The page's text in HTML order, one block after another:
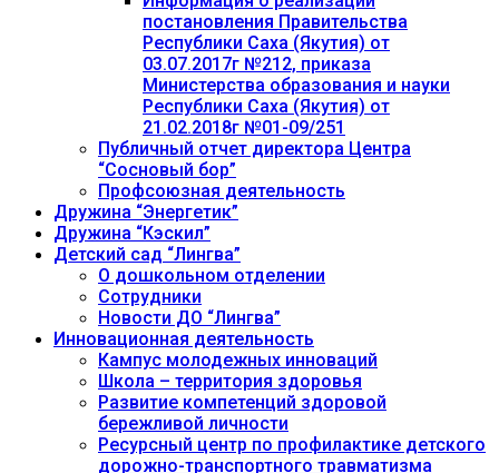
постановления Правительства
Республики Саха (Якутия) от
03.07.2017г №212, приказа
Министерства образования и науки
Республики Саха (Якутия) от
21.02.2018г №01-09/251
Публичный отчет директора Центра
“Сосновый бор”
Профсоюзная деятельность
Дружина “Энергетик”
Дружина “Кэскил”
Детский сад “Лингва”
О дошкольном отделении
Сотрудники
Новости ДО “Лингва”
Инновационная деятельность
Кампус молодежных инноваций
Школа – территория здоровья
Развитие компетенций здоровой
бережливой личности
Ресурсный центр по профилактике детского
дорожно-транспортного травматизма